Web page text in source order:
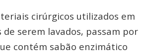
cirúrgicos utilizados em
serem lavados, passam por
contém sabão enzimático